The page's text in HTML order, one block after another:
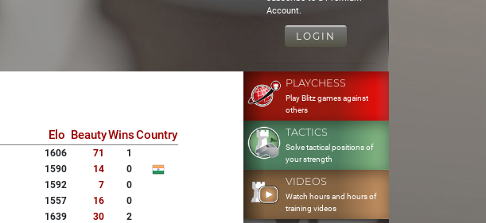
Account.
LOGIN
Elo BeautyWinsCountry
1606 71
1
1590 14
0
1592 7
0
1557 16
0
1639 30
2
PLAYCHESS
Play Blitz games against
others
TACTICS
Solve tactical positions of
your strength
VIDEOS
Watch hours and hours of
training videos